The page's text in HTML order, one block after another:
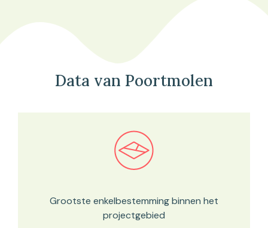
Data van Poortmolen
Bekijk in onze kaartviewer
Grootste enkelbestemming binnen het
projectgebied